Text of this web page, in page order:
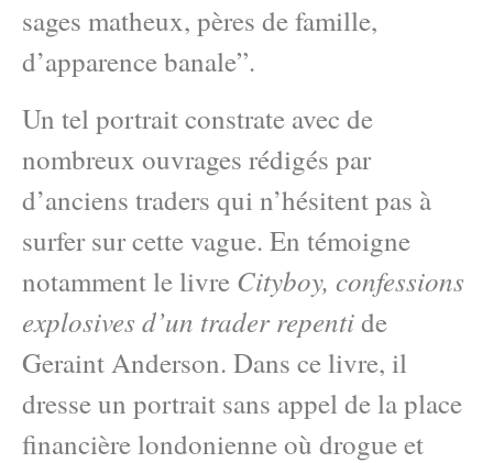
sages matheux, pères de famille,
d’apparence banale”.
Un tel portrait constrate avec de
nombreux ouvrages rédigés par
d’anciens traders qui n’hésitent pas à
surfer sur cette vague. En témoigne
notamment le livre Cityboy, confessions
explosives d’un trader repentide
Geraint Anderson. Dans ce livre, il
dresse un portrait sans appel de la place
financière londonienne où drogue et